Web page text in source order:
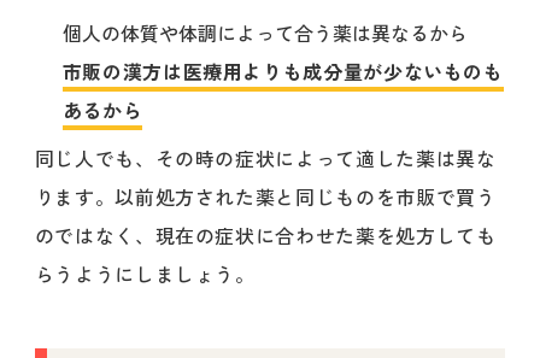
個人の体質や体調によって合う薬は異なるから
市販の漢方は医療用よりも成分量が少ないものも
あるから
同じ人でも、その時の症状によって適した薬は異な
ります。以前処方された薬と同じものを市販で買う
のではなく、現在の症状に合わせた薬を処方しても
らうようにしましょう。